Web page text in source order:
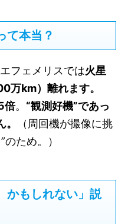
て本当？
フェメリスでは火星
万km）離れます。
倍。 “観測好機”であっ
（周回機が撮像に挑
ため。）
かもしれない」説